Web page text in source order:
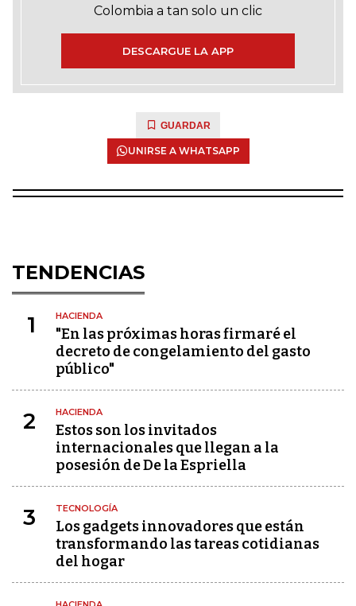
Colombia a tan solo un clic
DESCARGUE LA APP
GUARDAR
UNIRSE A WHATSAPP
TENDENCIAS
1 HACIENDA
"En las próximas horas firmaré el
decreto de congelamiento del gasto
público"
2 HACIENDA
Estos son los invitados
internacionales que llegan a la
posesión de De la Espriella
3 TECNOLOGÍA
Los gadgets innovadores que están
transformando las tareas cotidianas
del hogar